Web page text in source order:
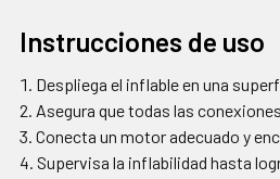
Instrucciones de uso
Despliega el inflable en una
Asegura que todas las
Conecta un motor adecuado y
Supervisa la inflabilidad hasta